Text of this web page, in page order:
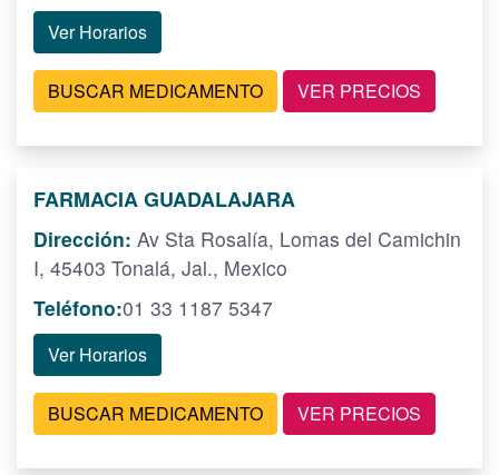
Ver Horarios
BUSCAR MEDICAMENTO VER PRECIOS
FARMACIA GUADALAJARA
Dirección: Av Sta Rosalía, Lomas del Camichin
I, 45403 Tonalá, Jal., Mexico
Teléfono:01 33 1187 5347
Ver Horarios
BUSCAR MEDICAMENTO VER PRECIOS